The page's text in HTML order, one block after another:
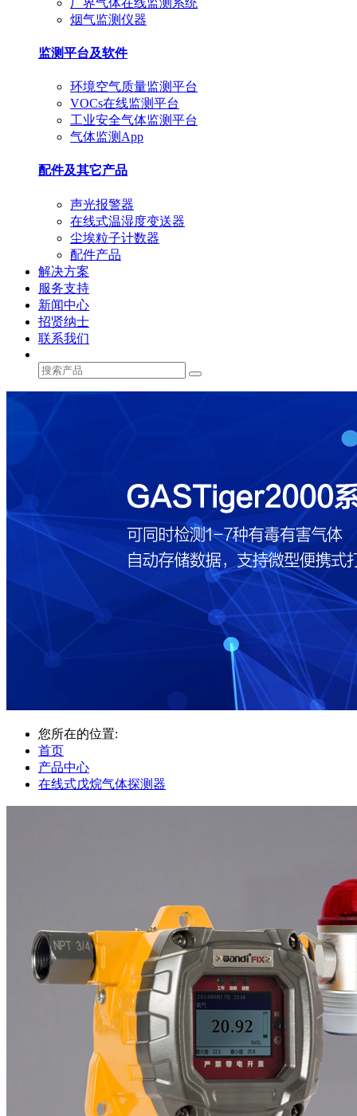
烟气监测仪器
监测平台及软件
环境空气质量监测平台
VOCs在线监测平台
工业安全气体监测平台
气体监测App
配件及其它产品
声光报警器
在线式温湿度变送器
尘埃粒子计数器
配件产品
解决方案
服务支持
新闻中心
招贤纳士
联系我们
您所在的位置:
首页
产品中心
在线式戊烷气体探测器